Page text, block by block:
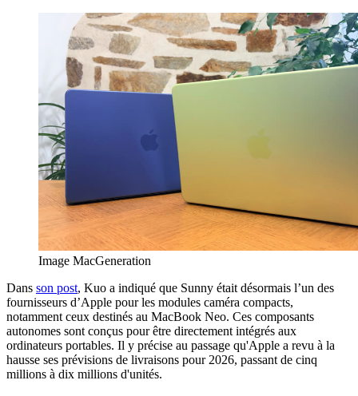
Image MacGeneration
Dans son post, Kuo a indiqué que Sunny était désormais l’un des
fournisseurs d’Apple pour les modules caméra compacts,
notamment ceux destinés au MacBook Neo. Ces composants
autonomes sont conçus pour être directement intégrés aux
ordinateurs portables. Il y précise au passage qu'Apple a revu à la
hausse ses prévisions de livraisons pour 2026, passant de cinq
millions à dix millions d'unités.